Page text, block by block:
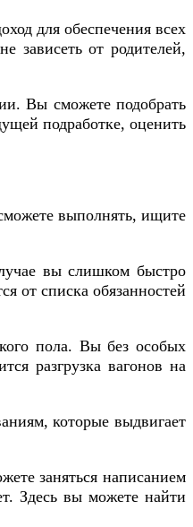
для обеспечения всех
зависеть от родителей,
Вы сможете подобрать
подработке, оценить
выполнять, ищите
вы слишком быстро
от списка обязанностей
пола. Вы без особых
разгрузка вагонов на
которые выдвигает
заняться написанием
Здесь вы можете найти